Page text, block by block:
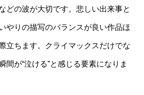
どの波が大切です。悲しい出来事と
やりの描写のバランスが良い作品ほ
立ちます。クライマックスだけでな
間が“泣ける”と感じる要素になりま